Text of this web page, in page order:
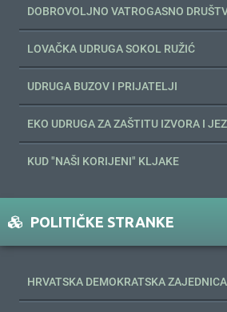
DOBROVOLJNO VATROGASNO
LOVAČKA UDRUGA SOKOL RUŽIĆ
UDRUGA BUZOV I PRIJATELJI
EKO UDRUGA ZA ZAŠTITU IZVORA I
KUD "NAŠI KORIJENI" KLJAKE
POLITIČKE STRANKE
HRVATSKA DEMOKRATSKA